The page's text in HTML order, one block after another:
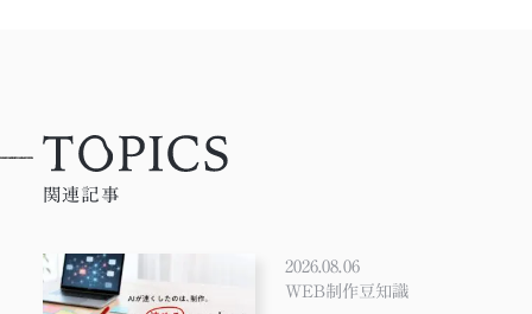
関連記事
2026.08.06
WEB制作豆知識